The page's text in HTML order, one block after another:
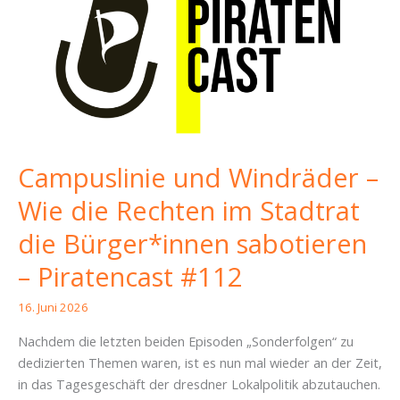
Campuslinie und Windräder –
Wie die Rechten im Stadtrat
die Bürger*innen sabotieren
– Piratencast #112
16. Juni 2026
Nachdem die letzten beiden Episoden „Sonderfolgen“ zu
dedizierten Themen waren, ist es nun mal wieder an der Zeit,
in das Tagesgeschäft der dresdner Lokalpolitik abzutauchen.